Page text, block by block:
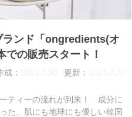
ランド「ongredients(オ
での販売スタート！
成：2021.7.20 更新：2021.7.20
ティーの流れが到来！ 成分に
た、肌にも地球にも優しい韓国